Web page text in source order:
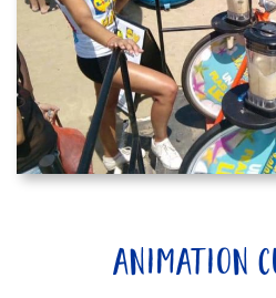
animation